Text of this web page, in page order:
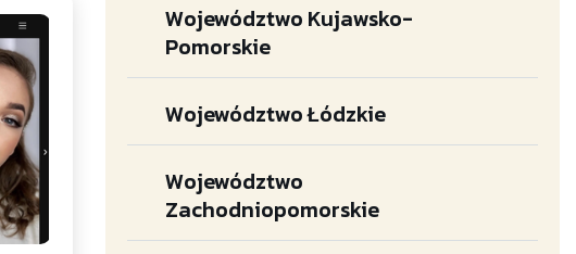
Województwo Kujawsko-
Pomorskie
Województwo Łódzkie
Województwo
Zachodniopomorskie